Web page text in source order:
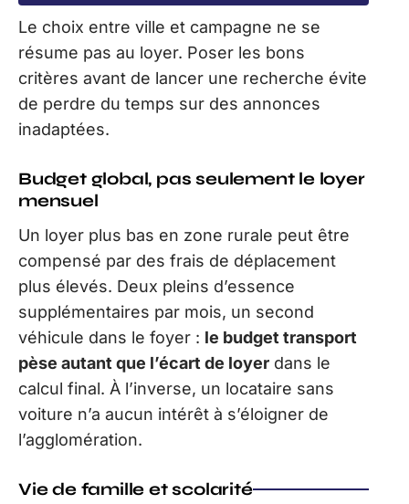
Le choix entre ville et campagne ne se
résume pas au loyer. Poser les bons
critères avant de lancer une recherche évite
de perdre du temps sur des annonces
inadaptées.
Budget global, pas seulement le loyer
mensuel
Un loyer plus bas en zone rurale peut être
compensé par des frais de déplacement
plus élevés. Deux pleins d’essence
supplémentaires par mois, un second
véhicule dans le foyer : le budget transport
pèse autant que l’écart de loyer dans le
calcul final. À l’inverse, un locataire sans
voiture n’a aucun intérêt à s’éloigner de
l’agglomération.
Vie de famille et scolarité